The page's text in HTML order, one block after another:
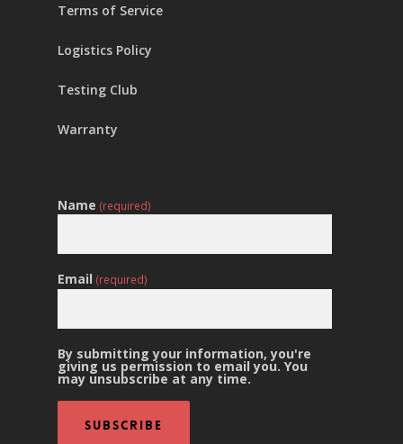
Terms of Service
Logistics Policy
Testing Club
Warranty
Name (required)
Email (required)
By submitting your information, you're
giving us permission to email you. You
may unsubscribe at any time.
Subscribe